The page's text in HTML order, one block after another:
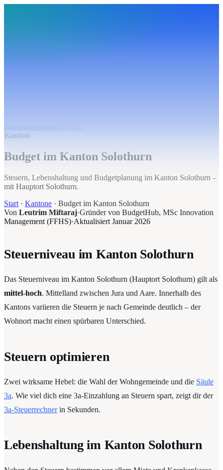
Kanton
Budget im Kanton Solothurn
Steuern, Lebenshaltung und Budgetplanung im Kanton Solothurn –
mit Hauptort Solothurn.
Start · Kantone · Budget im Kanton Solothurn
Von Leutrim Miftaraj·Gründer von BudgetHub, MSc Innovation
Management (FFHS)·Aktualisiert Januar 2026
Steuerniveau im Kanton Solothurn
Das Steuerniveau im Kanton Solothurn (Hauptort Solothurn) gilt als
mittel-hoch. Mittelland zwischen Jura und Aare. Innerhalb des
Kantons variieren die Steuern je nach Gemeinde deutlich – der
Wohnort macht einen spürbaren Unterschied.
Steuern optimieren
Zwei wirksame Hebel: die Wahl der Wohngemeinde und die Säule
3a. Wie viel dich eine 3a-Einzahlung an Steuern spart, zeigt dir der
3a-Steuerrechnerin Sekunden.
Lebenshaltung im Kanton Solothurn